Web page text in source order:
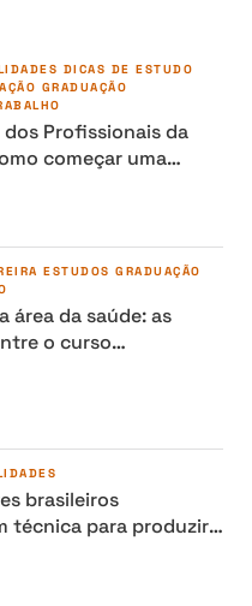
DICAS DE ESTUDO
GRADUAÇÃO
dos Profissionais da
começar uma
da Educação
ESTUDOS GRADUAÇÃO
área da saúde: as
o curso
presencial e EAD
brasileiros
técnica para produzir
em laboratório e